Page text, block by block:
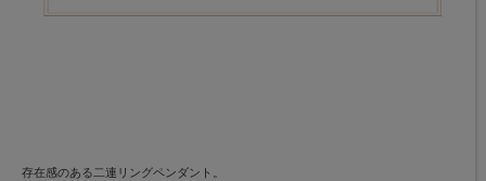
存在感のある二連リングペンダント。